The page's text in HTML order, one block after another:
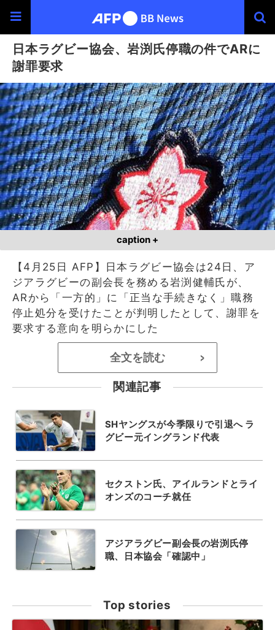
日本ラグビー協会、岩渕氏停職の件でARに
謝罪要求
caption +
【4月25日 AFP】日本ラグビー協会は24日、ア
ジアラグビーの副会長を務める岩渕健輔氏が、
ARから「一方的」に「正当な手続きなく」職務
停止処分を受けたことが判明したとして、謝罪を
要求する意向を明らかにした
全文を読む >
関連記事
SHヤングスが今季限りで引退へ ラ
グビー元イングランド代表
セクストン氏、アイルランドとライ
オンズのコーチ就任
アジアラグビー副会長の岩渕氏停
職、日本協会「確認中」
Top stories